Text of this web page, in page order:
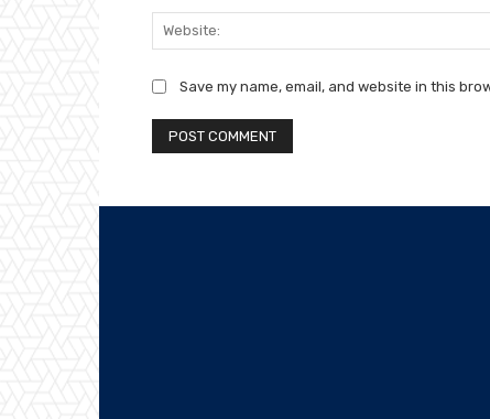
Save my name, email, and website in this